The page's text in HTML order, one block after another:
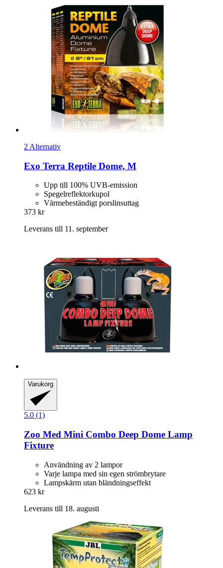
2 Alternativ
Exo Terra Reptile Dome, M
Upp till 100% UVB-emission
Spegelreflektorkupol
Värmebeständigt porslinsuttag
373 kr
Leverans till 11. september
Varukorg
5.0 (1)
Zoo Med Mini Combo Deep Dome Lamp
Fixture
Användning av 2 lampor
Varje lampa med sin egen strömbrytare
Lampskärm utan bländningseffekt
623 kr
Leverans till 18. augusti